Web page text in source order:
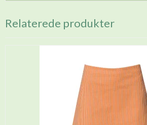
Relaterede produkter